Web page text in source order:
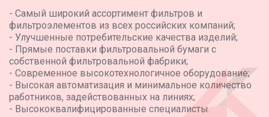
- Самый широкий ассортимент фильтров и
фильтроэлементов из всех российских компаний;
- Улучшенные потребительские качества изделий;
- Прямые поставки фильтровальной бумаги с
собственной фильтровальной фабрики;
- Современное высокотехнологичное оборудование;
- Высокая автоматизация и минимальное количество
работников, задействованных на линиях;
- Высококвалифицированные специалисты.